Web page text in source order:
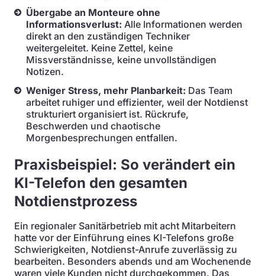
Übergabe an Monteure ohne
Informationsverlust: Alle Informationen werden
direkt an den zuständigen Techniker
weitergeleitet. Keine Zettel, keine
Missverständnisse, keine unvollständigen
Notizen.
Weniger Stress, mehr Planbarkeit: Das Team
arbeitet ruhiger und effizienter, weil der Notdienst
strukturiert organisiert ist. Rückrufe,
Beschwerden und chaotische
Morgenbesprechungen entfallen.
Praxisbeispiel: So verändert ein
KI-Telefon den gesamten
Notdienstprozess
Ein regionaler Sanitärbetrieb mit acht Mitarbeitern
hatte vor der Einführung eines KI-Telefons große
Schwierigkeiten, Notdienst-Anrufe zuverlässig zu
bearbeiten. Besonders abends und am Wochenende
waren viele Kunden nicht durchgekommen. Das